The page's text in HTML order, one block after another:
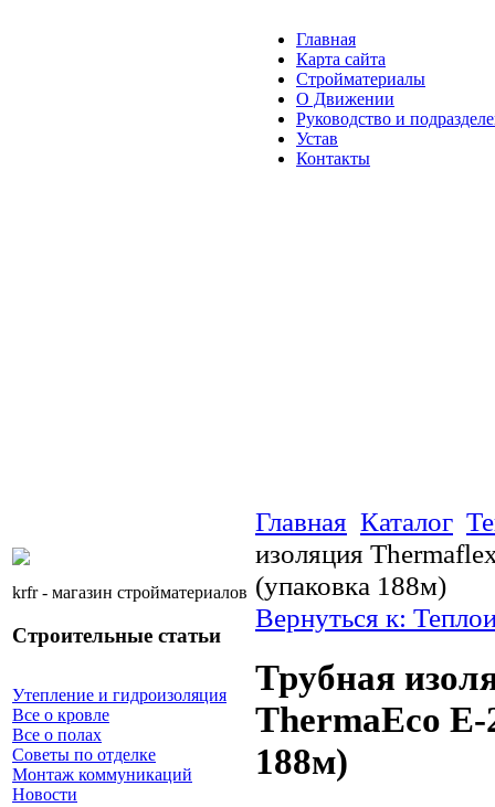
krfr - магазин стройматериалов
Строительные статьи
Утепление и гидроизоляция
Все о кровле
Все о полах
Советы по отделке
Монтаж коммуникаций
Новости
Главная
Карта сайта
Стройматериалы
О Движении
Руководство и
Устав
Контакты
Главная Каталог
изоляция
(упаковка 188м)
Вернуться к:
Трубная
ThermaEco E-
188м)